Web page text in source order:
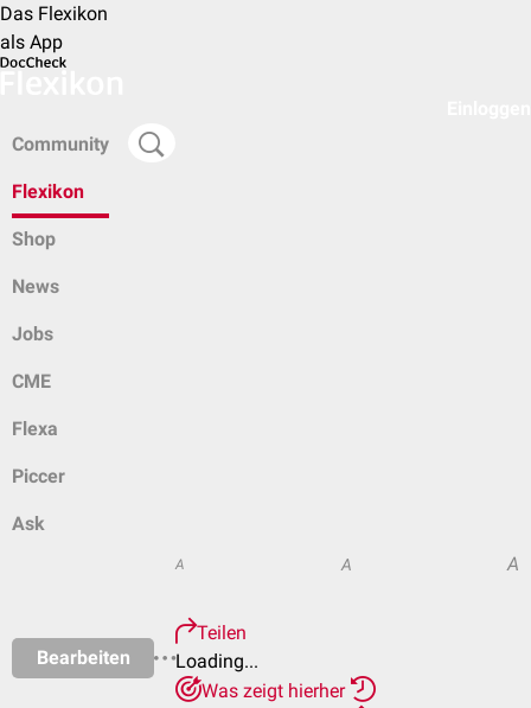
Das Flexikon
als App
Community
Flexikon
Shop
News
Jobs
CME
Flexa
Piccer
Ask
Bearbeiten
A A A
Teilen
Loading...
Was zeigt hierher